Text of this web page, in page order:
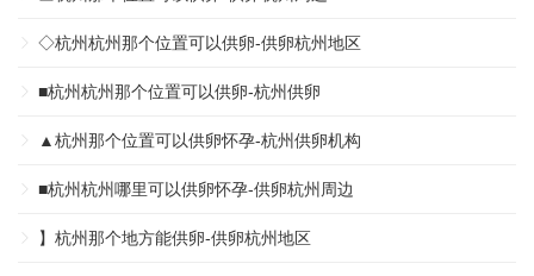
◇杭州杭州那个位置可以供卵-供卵杭州地区
■杭州杭州那个位置可以供卵-杭州供卵
▲杭州那个位置可以供卵怀孕-杭州供卵机构
■杭州杭州哪里可以供卵怀孕-供卵杭州周边
】杭州那个地方能供卵-供卵杭州地区